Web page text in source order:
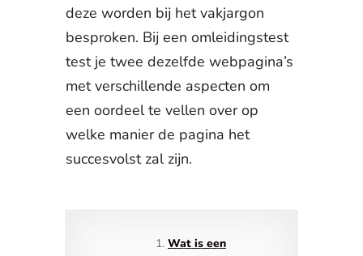
deze worden bij het vakjargon
besproken. Bij een omleidingstest
test je twee dezelfde webpagina’s
met verschillende aspecten om
een oordeel te vellen over op
welke manier de pagina het
succesvolst zal zijn.
Wat is een